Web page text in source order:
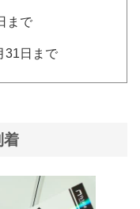
まで
31日まで
着